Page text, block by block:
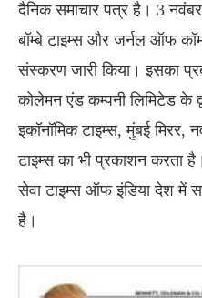
दैनिक समाचार पत्र है। 3
बॉम्बे टाइम्स और जर्नल ऑफ
संस्करण जारी किया। इसका
कोलेमन एंड कम्पनी लिमिटेड के
इकॉनॉमिक टाइम्स, मुंबई मिरर,
टाइम्स का भी प्रकाशन करता
सेवा टाइम्स ऑफ इंडिया देश में
है।